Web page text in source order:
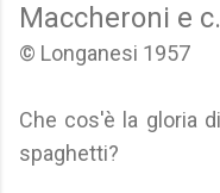
Maccheroni e c.
© Longanesi 1957
Che cos'è la gloria
spaghetti?